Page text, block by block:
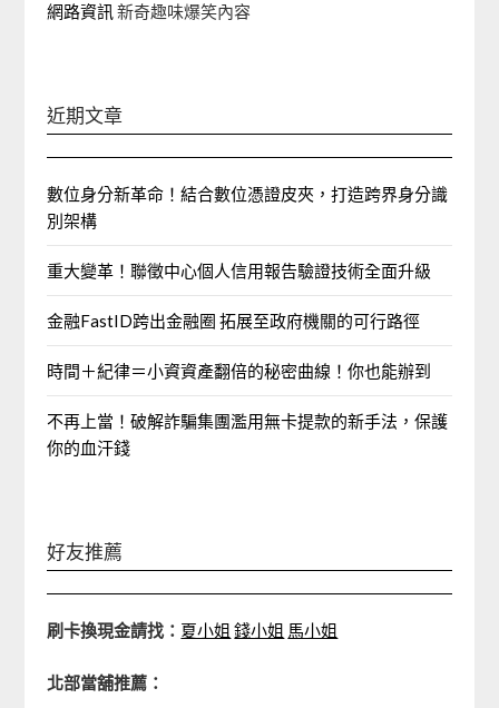
網路資訊 新奇趣味爆笑內容
近期文章
數位身分新革命！結合數位憑證皮夾，打造跨界身分識
別架構
重大變革！聯徵中心個人信用報告驗證技術全面升級
金融FastID跨出金融圈 拓展至政府機關的可行路徑
時間＋紀律＝小資資產翻倍的秘密曲線！你也能辦到
不再上當！破解詐騙集團濫用無卡提款的新手法，保護
你的血汗錢
好友推薦
刷卡換現金請找： 夏小姐 錢小姐 馬小姐
北部當舖推薦：